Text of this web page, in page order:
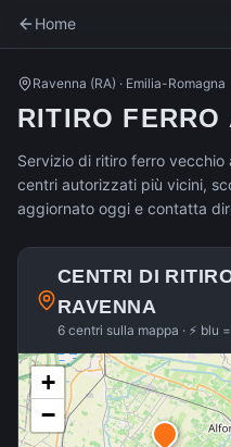
Home
Ravenna (RA) · Emilia-Romagna
RITIRO FERRO
Servizio di ritiro ferro vecchio
centri autorizzati più vicini,
aggiornato oggi e contatta
CENTRI DI
RAVENNA
6 centri sulla mappa · ⚡ blu
+
−